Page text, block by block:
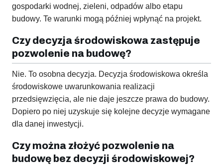
gospodarki wodnej, zieleni, odpadów albo etapu
budowy. Te warunki mogą później wpłynąć na projekt.
Czy decyzja środowiskowa zastępuje
pozwolenie na budowę?
Nie. To osobna decyzja. Decyzja środowiskowa określa
środowiskowe uwarunkowania realizacji
przedsięwzięcia, ale nie daje jeszcze prawa do budowy.
Dopiero po niej uzyskuje się kolejne decyzje wymagane
dla danej inwestycji.
Czy można złożyć pozwolenie na
budowę bez decyzji środowiskowej?